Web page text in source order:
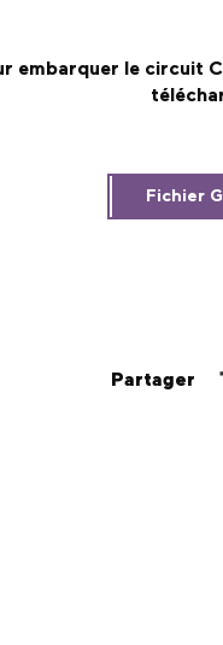
embarquer le circuit
Fichier
Partager